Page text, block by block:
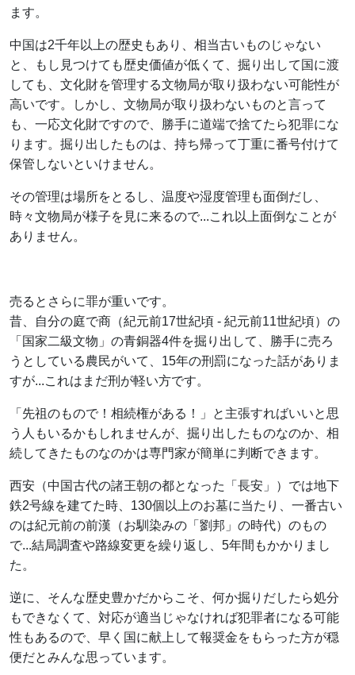
ます。
中国は2千年以上の歴史もあり、相当古いものじゃない
と、もし見つけても歴史価値が低くて、掘り出して国に渡
しても、文化財を管理する文物局が取り扱わない可能性が
高いです。しかし、文物局が取り扱わないものと言って
も、一応文化財ですので、勝手に道端で捨てたら犯罪にな
ります。掘り出したものは、持ち帰って丁重に番号付けて
保管しないといけません。
その管理は場所をとるし、温度や湿度管理も面倒だし、
時々文物局が様子を見に来るので...これ以上面倒なことが
ありません。
売るとさらに罪が重いです。
昔、自分の庭で商（紀元前17世紀頃 - 紀元前11世紀頃）の
「国家二級文物」の青銅器4件を掘り出して、勝手に売ろ
うとしている農民がいて、15年の刑罰になった話がありま
すが...これはまだ刑が軽い方です。
「先祖のもので！相続権がある！」と主張すればいいと思
う人もいるかもしれませんが、掘り出したものなのか、相
続してきたものなのかは専門家が簡単に判断できます。
西安（中国古代の諸王朝の都となった「長安」）では地下
鉄2号線を建てた時、130個以上のお墓に当たり、一番古い
のは紀元前の前漢（お馴染みの「劉邦」の時代）のもの
で...結局調査や路線変更を繰り返し、5年間もかかりまし
た。
逆に、そんな歴史豊かだからこそ、何か掘りだしたら処分
もできなくて、対応が適当じゃなければ犯罪者になる可能
性もあるので、早く国に献上して報奨金をもらった方が穏
便だとみんな思っています。